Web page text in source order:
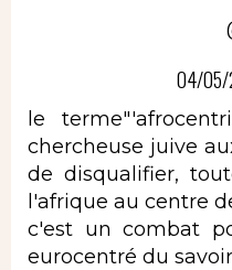
04/05/
le
chercheuse juive
de disqualifier,
l'afrique au centre
c'est un combat
eurocentré du